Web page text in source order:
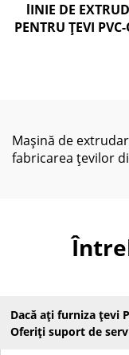
lINIE DE
PENTRU ŢEVI
Mașină de
fabricarea țevilor
Dacă ați furniza țevi
Oferiți suport de